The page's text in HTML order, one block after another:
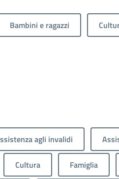
Bambini e ragazzi
agli invalidi
Cultura Famiglia